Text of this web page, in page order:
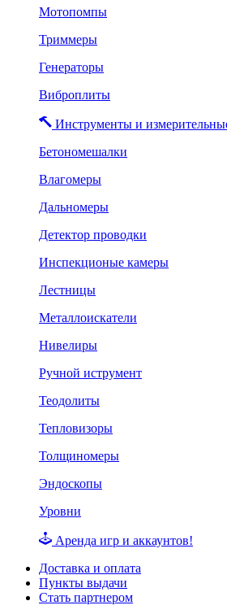
Мотопомпы
Триммеры
Генераторы
Виброплиты
Инструменты и
Бетономешалки
Влагомеры
Дальномеры
Детектор проводки
Инспекционые камеры
Лестницы
Металлоискатели
Нивелиры
Ручной иструмент
Теодолиты
Тепловизоры
Толщиномеры
Эндоскопы
Уровни
Аренда игр и аккаунтов!
Доставка и оплата
Пункты выдачи
Стать партнером